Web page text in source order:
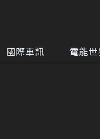
國際車訊 電能